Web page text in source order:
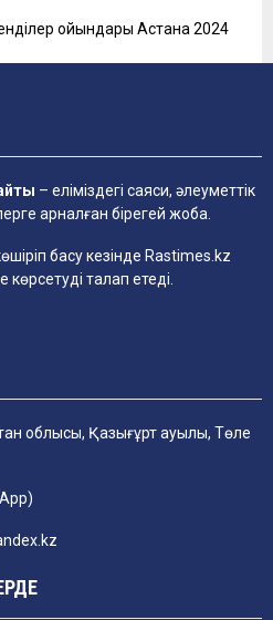
– еліміздегі саяси, әлеуметтік
арналған бірегей жоба.
басу кезінде Rastimes.kz
көрсетуді талап етеді.
облысы, Қазығұрт ауылы, Төле